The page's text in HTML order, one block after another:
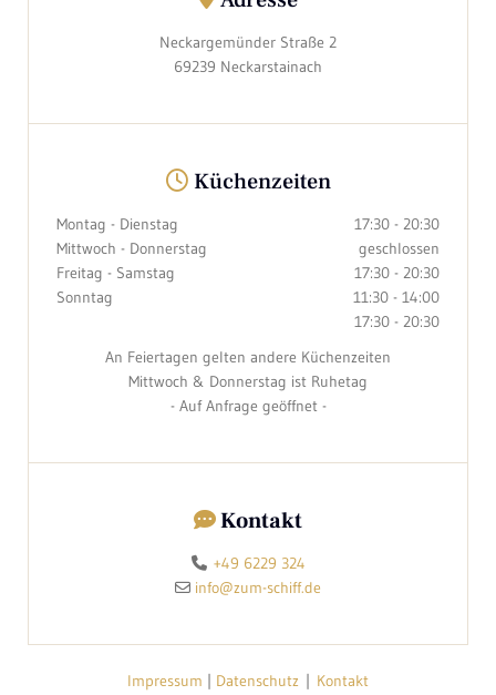
Neckargemünder Straße 2
69239 Neckarstainach
Küchenzeiten
Montag - Dienstag
17:30 - 20:30
Mittwoch - Donnerstag
geschlossen
Freitag - Samstag
17:30 - 20:30
Sonntag
11:30 - 14:00
17:30 - 20:30
An Feiertagen gelten andere Küchenzeiten
Mittwoch & Donnerstag ist Ruhetag
- Auf Anfrage geöffnet -
Kontakt
 +49 6229 324
 info@zum-schiff.de
Impressum | Datenschutz | Kontakt